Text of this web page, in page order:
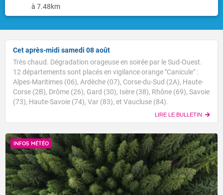
à 7.48km
Cet après-midi samedi 08 août
Très chaud. Dégradation orageuse en soirée par le Sud-Ouest.
12 départements sont placés en vigilance orange "Canicule" :
Alpes-Maritimes (06), Ardèche (07), Corse-du-Sud (2A), Haute-
Corse (2B), Drôme (26), Gard (30), Isère (38), Rhône (69), Savoie
(73), Haute-Savoie (74), Var (83), et Vaucluse (84).
LIRE LE BULLETIN
INFOS MÉTÉO